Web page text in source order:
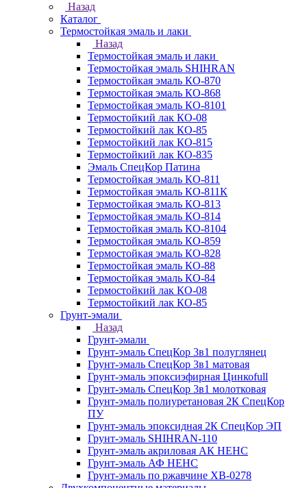
Назад
Каталог
Термостойкая эмаль и лаки
Назад
Термостойкая эмаль и лаки
Термостойкая эмаль SHIHRAN
Термостойкая эмаль КО-870
Термостойкая эмаль КО-868
Термостойкая эмаль КО-8101
Термостойкий лак КО-08
Термостойкий лак КО-85
Термостойкий лак КО-815
Термостойкий лак КО-835
Эмаль СпецКор Патина
Термостойкая эмаль КО-811
Термостойкая эмаль КО-811К
Термостойкая эмаль КО-813
Термостойкая эмаль КО-814
Термостойкая эмаль КО-8104
Термостойкая эмаль КО-859
Термостойкая эмаль КО-828
Термостойкая эмаль КО-88
Термостойкая эмаль КО-84
Термостойкий лак КО-08
Термостойкий лак КО-85
Грунт-эмали
Назад
Грунт-эмали
Грунт-эмаль СпецКор 3в1 полуглянец
Грунт-эмаль СпецКор 3в1 матовая
Грунт-эмаль эпоксиэфирная Цинкоfull
Грунт-эмаль СпецКор 3в1 молотковая
Грунт-эмаль полиуретановая 2К СпецКор
ПУ
Грунт-эмаль эпоксидная 2К СпецКор ЭП
Грунт-эмаль SHIHRAN-110
Грунт-эмаль акриловая АК НЕНС
Грунт-эмаль АФ НЕНС
Грунт-эмаль по ржавчине ХВ-0278